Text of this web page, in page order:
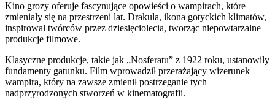
Kino grozy oferuje fascynujące opowieści o wampirach, które
zmieniały się na przestrzeni lat. Drakula, ikona gotyckich klimatów,
inspirował twórców przez dziesięciolecia, tworząc niepowtarzalne
produkcje filmowe.
Klasyczne produkcje, takie jak „Nosferatu” z 1922 roku, ustanowiły
fundamenty gatunku. Film wprowadził przerażający wizerunek
wampira, który na zawsze zmienił postrzeganie tych
nadprzyrodzonych stworzeń w kinematografii.